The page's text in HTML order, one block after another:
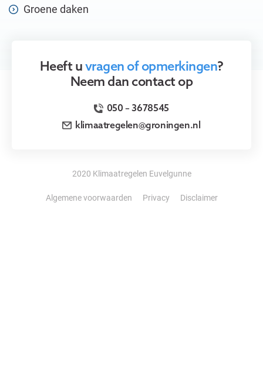
Groene daken
Heeft uvragen of opmerkingen?
Neem dan contact op
050 – 3678545
klimaatregelen@groningen.nl
2020 Klimaatregelen Euvelgunne
Algemene voorwaarden Privacy Disclaimer